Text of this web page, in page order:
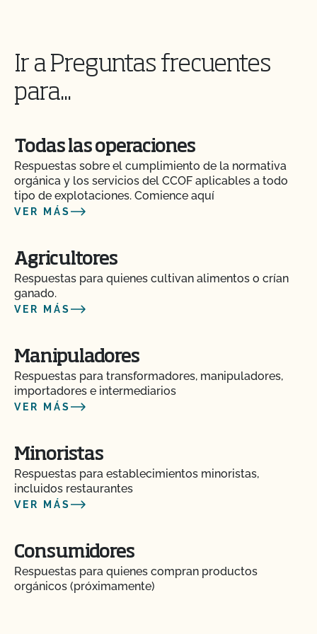
Ir a Preguntas frecuentes
para...
Todas las operaciones
Respuestas sobre el cumplimiento de la normativa
orgánica y los servicios del CCOF aplicables a todo
tipo de explotaciones. Comience aquí
VER MÁS
Agricultores
Respuestas para quienes cultivan alimentos o crían
ganado.
VER MÁS
Manipuladores
Respuestas para transformadores, manipuladores,
importadores e intermediarios
VER MÁS
Minoristas
Respuestas para establecimientos minoristas,
incluidos restaurantes
VER MÁS
Consumidores
Respuestas para quienes compran productos
orgánicos (próximamente)
¿Cómo puedo comprobar el estado de mis
Acciones y Actualizaciones OSP?
orgánica?
¿Cómo puedo prepararme para mi auditoría de
seguridad alimentaria?
certificados?
¿Cómo puedo prepararme para la parte de la
inspección relativa a la pista de auditoría?
en el mercado?
¿Cómo controlo los costes de certificación?
¿Cómo puedo obtener una copia de los archivos
adjuntos a los correos electrónicos de CCOF?
inspección?
¿Cómo puedo obtener información de contacto